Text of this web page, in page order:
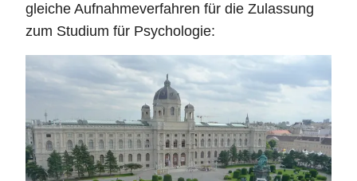
gleiche Aufnahmeverfahren für die Zulassung
zum Studium für Psychologie: